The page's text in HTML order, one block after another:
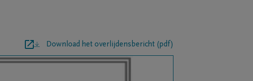
Download het overlijdensbericht (pdf)